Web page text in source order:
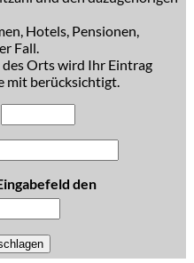
Hotels, Pensionen,
Fall.
Orts wird Ihr Eintrag
mit berücksichtigt.
den